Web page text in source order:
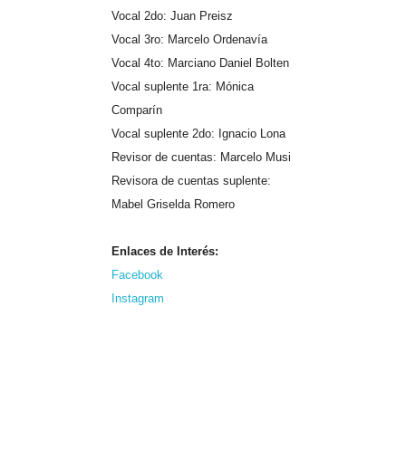
Vocal 2do: Juan Preisz
Vocal 3ro: Marcelo Ordenavía
Vocal 4to: Marciano Daniel Bolten
Vocal suplente 1ra: Mónica
Comparín
Vocal suplente 2do: Ignacio Lona
Revisor de cuentas: Marcelo Musi
Revisora de cuentas suplente:
Mabel Griselda Romero
Enlaces de Interés:
Facebook
Instagram